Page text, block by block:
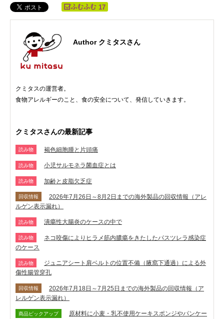
17
Author クミタスさん
クミタスの運営者。
食物アレルギーのこと、食の安全について、発信していきます。
クミタスさんの最新記事
読み物 褐色細胞腫と片頭痛
読み物 小児サルモネラ菌血症とは
読み物 加齢と皮脂欠乏症
回収情報
2026年7月26日～8月2日までの海外製品の回収情報（アレ
ルゲン表示漏れ）
読み物 潰瘍性大腸炎のケースの中で
読み物
ネコ咬傷によりヒラメ筋内膿瘍をきたしたパスツレラ感染症
のケース
読み物
ジュニアシート肩ベルトの位置不備（腋窩下通過）による外
傷性腸管穿孔
回収情報
2026年7月18日～7月25日までの海外製品の回収情報（ア
レルゲン表示漏れ）
商品ピックアップ
原材料に小麦・乳不使用ケーキスポンジやパンケー